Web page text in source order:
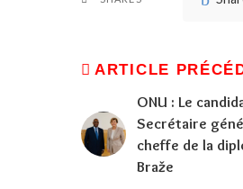
ARTICLE
ONU : Le
Secrétaire
cheffe de la
Braže